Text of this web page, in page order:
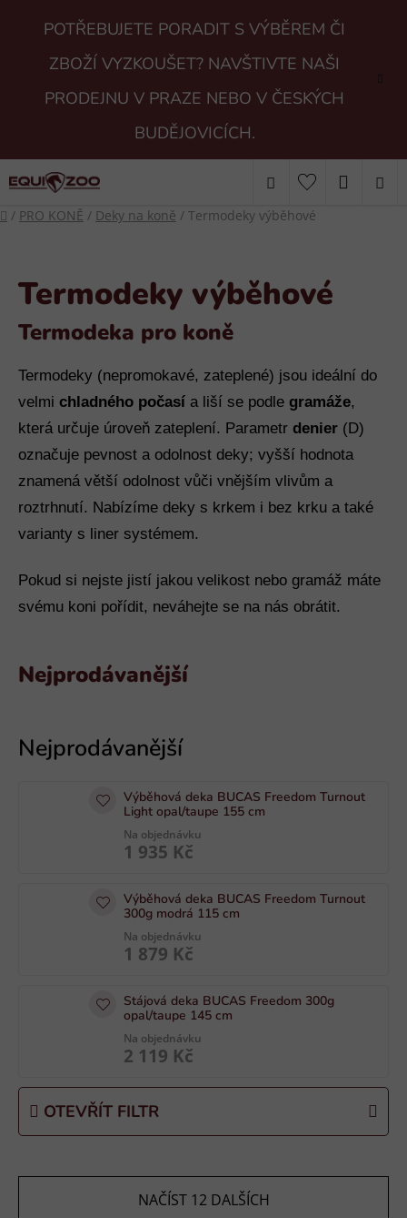
POTŘEBUJETE PORADIT S VÝBĚREM ČI
ZBOŽÍ VYZKOUŠET? NAVŠTIVTE NAŠI
PRODEJNU V PRAZE NEBO V ČESKÝCH
BUDĚJOVICÍCH.
Hledat
Domů
/ PRO KONĚ / Deky na koně / Termodeky výběhové
Termodeky výběhové
Termodeka pro koně
Termodeky (nepromokavé, zateplené) jsou ideální do
velmi chladného počasí a liší se podle gramáže,
která určuje úroveň zateplení. Parametr denier (D)
označuje pevnost a odolnost deky; vyšší hodnota
znamená větší odolnost vůči vnějším vlivům a
roztrhnutí. Nabízíme deky s krkem i bez krku a také
varianty s liner systémem.
Pokud si nejste jistí jakou velikost nebo gramáž máte
svému koni pořídit, neváhejte se na nás obrátit.
Nejprodávanější
Výběhová deka BUCAS Freedom Turnout
Light opal/taupe 155 cm
Na objednávku
1 935 Kč
Výběhová deka BUCAS Freedom Turnout
300g modrá 115 cm
Na objednávku
1 879 Kč
Stájová deka BUCAS Freedom 300g
opal/taupe 145 cm
Na objednávku
2 119 Kč
OTEVŘÍT FILTR
ý
p
NAČÍST 12 DALŠÍCH